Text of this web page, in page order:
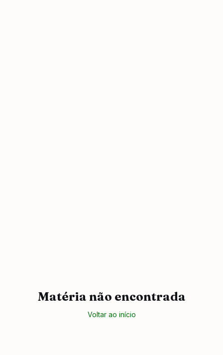
Matéria não encontrada
Voltar ao início